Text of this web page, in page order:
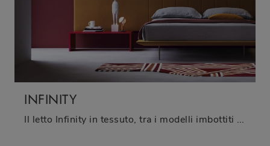
INFINITY
Il letto Infinity in tessuto, tra i modelli imbottiti matrimoniali design di Biba Salotti, è perfetto per garantirti il riposo migliore.